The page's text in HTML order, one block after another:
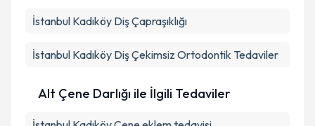
İstanbul Kadıköy Diş Çapraşıklığı
İstanbul Kadıköy Diş Çekimsiz Ortodontik Tedaviler
Alt Çene Darlığı ile İlgili Tedaviler